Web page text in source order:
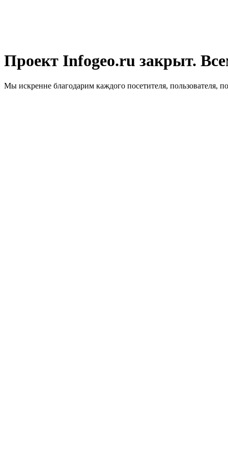
Проект Infogeo.ru закрыт.
Мы искренне благодарим каждого посетителя, пользователя,